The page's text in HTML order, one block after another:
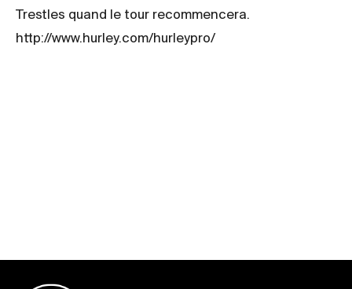
Trestles quand le tour recommencera.
http://www.hurley.com/hurleypro/